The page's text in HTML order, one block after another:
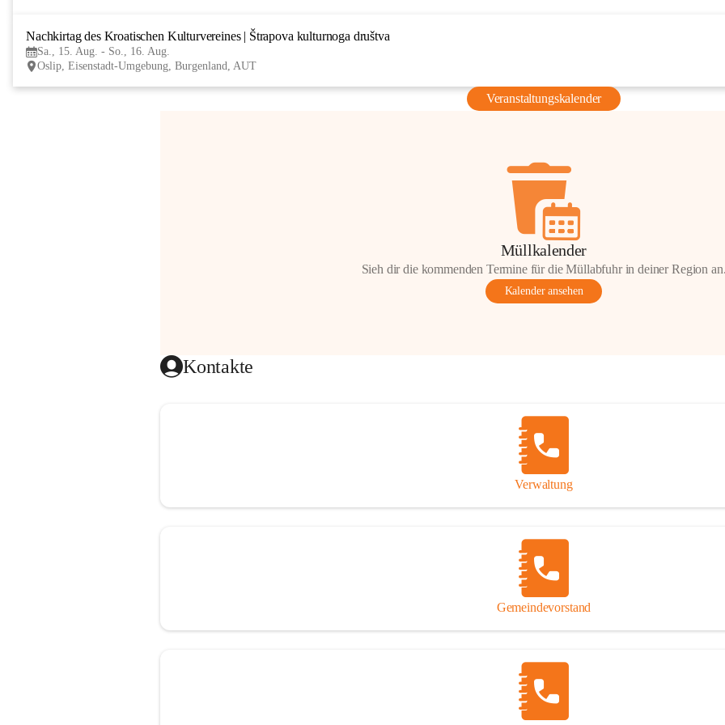
Nachkirtag des Kroatischen Kulturvereines | Štrapova kulturnoga društva
Sa., 15. Aug. - So., 16. Aug.
Oslip, Eisenstadt-Umgebung, Burgenland, AUT
Veranstaltungskalender
Müllkalender
Sieh dir die kommenden Termine für die Müllabfuhr in deiner Region an.
Kalender ansehen
Kontakte
Verwaltung
Gemeindevorstand